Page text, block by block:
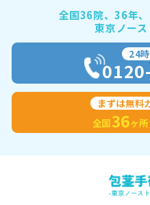
全国36院、36年
東京ノー
24
まずは無料
全国36ヶ所